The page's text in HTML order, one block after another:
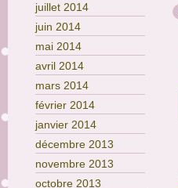
juillet 2014
juin 2014
mai 2014
avril 2014
mars 2014
février 2014
janvier 2014
décembre 2013
novembre 2013
octobre 2013